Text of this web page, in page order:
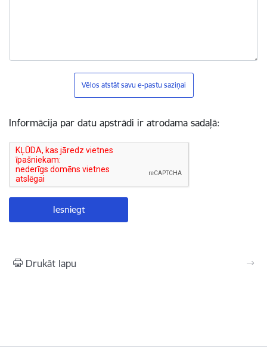
Vēlos atstāt savu e-pastu saziņai
Informācija par datu apstrādi ir atrodama sadaļā:
Drukāt lapu